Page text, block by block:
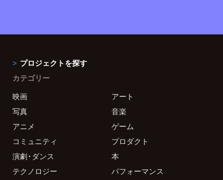
プロジェクトを探す
カテゴリー
映画
アート
写真
音楽
アニメ
ゲーム
コミュニティ
プロダクト
演劇・ダンス
本
テクノロジー
パフォーマンス